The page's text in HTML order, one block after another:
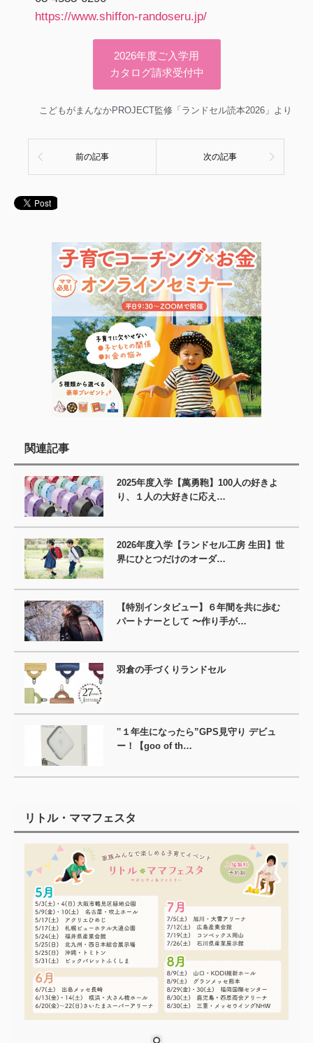
https://www.shiffon-randoseru.jp/
2026年度ご入学用
カタログ請求受付中
こどもがまんなかPROJECT監修「ランドセル読本2026」より
前の記事 次の記事
関連記事
2025年度入学【萬勇鞄】100人の好きよ
り、１人の大好きに応え…
2026年度入学【ランドセル工房 生田】世
界にひとつだけのオーダ…
【特別インタビュー】６年間を共に歩む
パートナーとして 〜作り手が…
羽倉の手づくりランドセル
‟１年生になったら”GPS見守り デビュ
ー！【goo of th…
リトル・ママフェスタ